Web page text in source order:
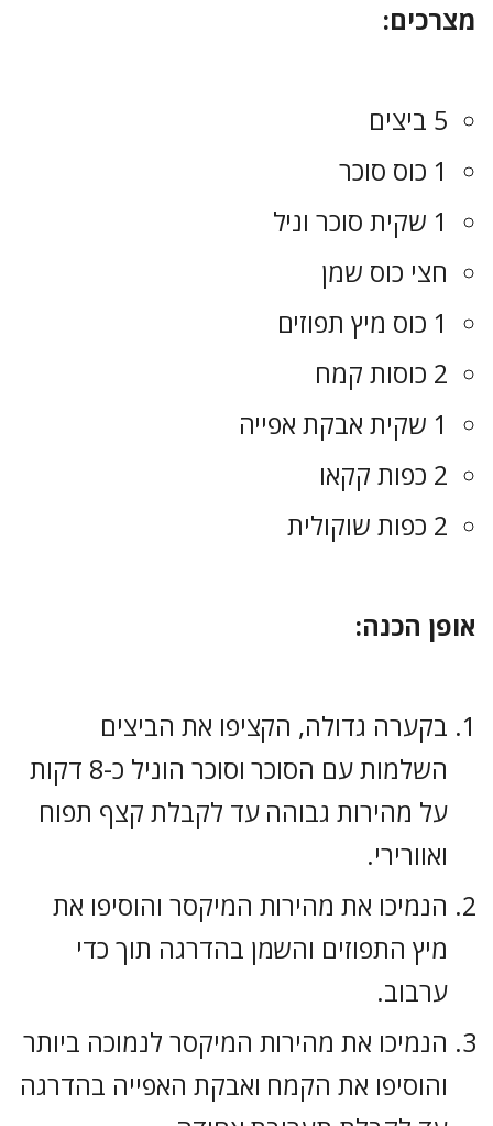
מצרכים:
5 ביצים
1 כוס סוכר
1 שקית סוכר וניל
חצי כוס שמן
1 כוס מיץ תפוזים
2 כוסות קמח
1 שקית אבקת אפייה
2 כפות קקאו
2 כפות שוקולית
אופן הכנה:
בקערה גדולה, הקציפו את הביצים
השלמות עם הסוכר וסוכר הוניל כ-8 דקות
על מהירות גבוהה עד לקבלת קצף תפוח
ואוורירי.
הנמיכו את מהירות המיקסר והוסיפו את
מיץ התפוזים והשמן בהדרגה תוך כדי
ערבוב.
הנמיכו את מהירות המיקסר לנמוכה ביותר
והוסיפו את הקמח ואבקת האפייה בהדרגה